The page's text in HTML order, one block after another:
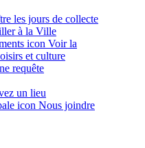
les jours de collecte
à la Ville
Voir la
et culture
requête
un lieu
Nous joindre